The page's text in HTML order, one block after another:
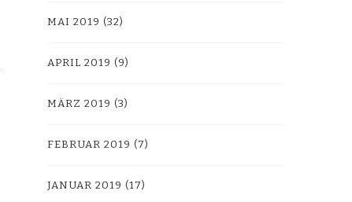
MAI 2019 (32)
APRIL 2019 (9)
MÄRZ 2019 (3)
FEBRUAR 2019 (7)
JANUAR 2019 (17)